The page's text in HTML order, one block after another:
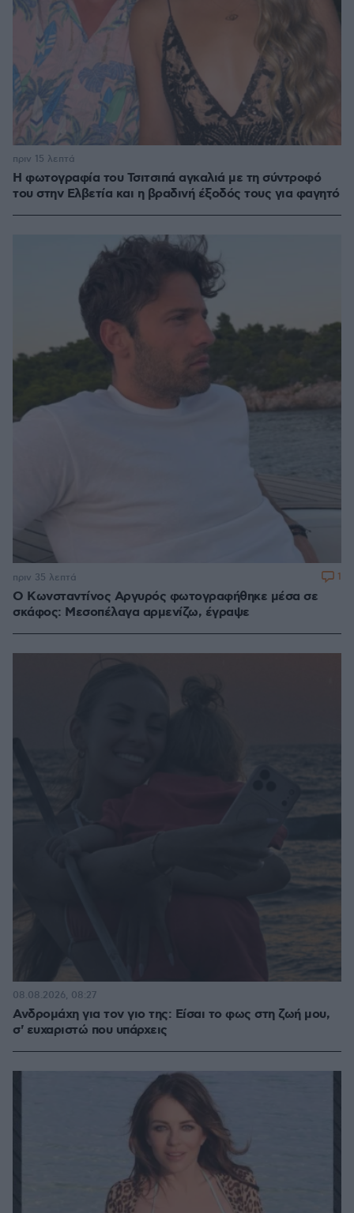
Η φωτογραφία του Τσιτσιπά αγκαλιά με τη σύντροφό
του στην Ελβετία και η βραδινή έξοδός τους για φαγητό
πριν 15 λεπτά
Ο Κωνσταντίνος Αργυρός φωτογραφήθηκε μέσα σε
σκάφος: Μεσοπέλαγα αρμενίζω, έγραψε
πριν 35 λεπτά 1
Ανδρομάχη για τον γιο της: Είσαι το φως στη ζωή μου,
σ' ευχαριστώ που υπάρχεις
08.08.2026, 08:27